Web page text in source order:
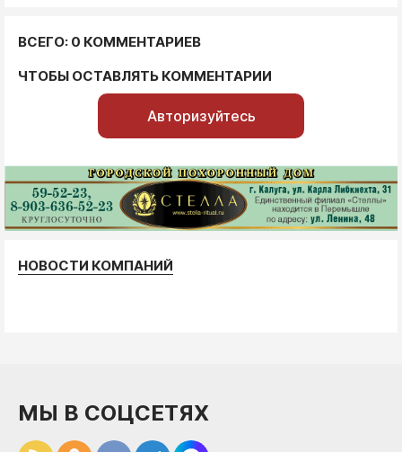
ВСЕГО: 0 КОММЕНТАРИЕВ
ЧТОБЫ ОСТАВЛЯТЬ КОММЕНТАРИИ
Авторизуйтесь
НОВОСТИ КОМПАНИЙ
МЫ В СОЦСЕТЯХ